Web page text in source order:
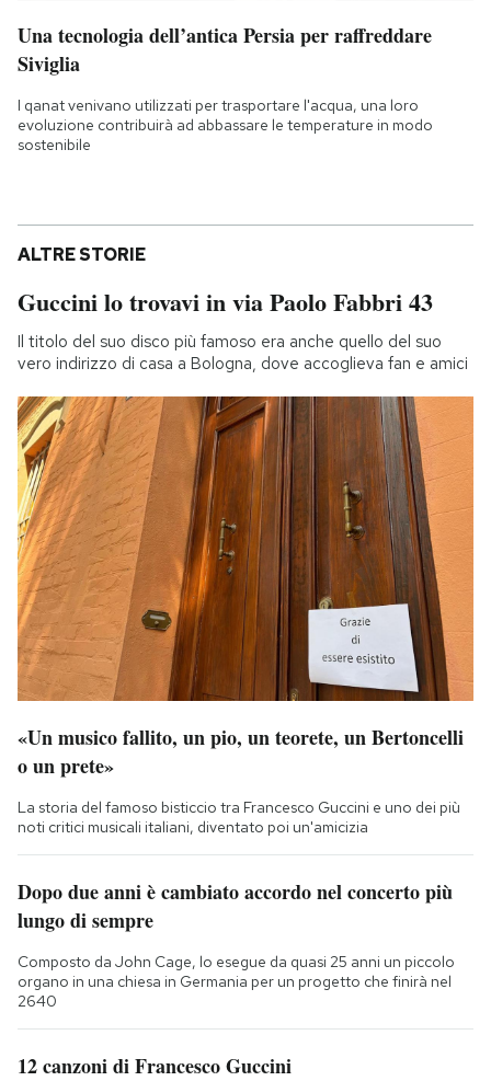
Una tecnologia dell’antica Persia per raffreddare
Siviglia
I qanat venivano utilizzati per trasportare l'acqua, una loro
evoluzione contribuirà ad abbassare le temperature in modo
sostenibile
ALTRE STORIE
Guccini lo trovavi in via Paolo Fabbri 43
Il titolo del suo disco più famoso era anche quello del suo
vero indirizzo di casa a Bologna, dove accoglieva fan e amici
«Un musico fallito, un pio, un teorete, un Bertoncelli
o un prete»
La storia del famoso bisticcio tra Francesco Guccini e uno dei più
noti critici musicali italiani, diventato poi un'amicizia
Dopo due anni è cambiato accordo nel concerto più
lungo di sempre
Composto da John Cage, lo esegue da quasi 25 anni un piccolo
organo in una chiesa in Germania per un progetto che finirà nel
2640
12 canzoni di Francesco Guccini